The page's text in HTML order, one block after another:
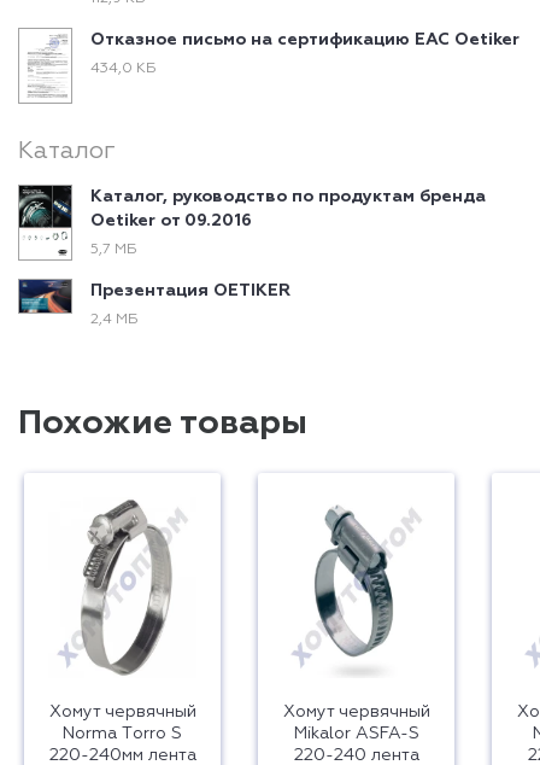
Отказное письмо на сертификацию EAC Oetiker
434,0 КБ
Каталог
Каталог, руководство по продуктам бренда
Oetiker от 09.2016
5,7 МБ
Презентация OETIKER
2,4 МБ
Похожие товары
Хомут червячный
Norma Тorro S
220-240мм лента
Хомут червячный
Mikalor ASFA-S
220-240 лента